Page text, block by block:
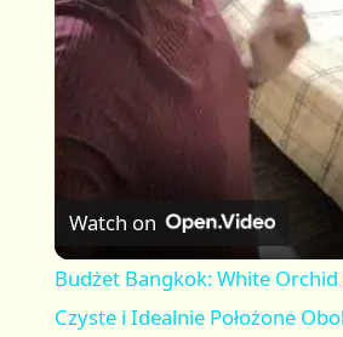
a
y
V
i
Watch on
Budżet Bangkok: White
Czyste i Idealnie Położone